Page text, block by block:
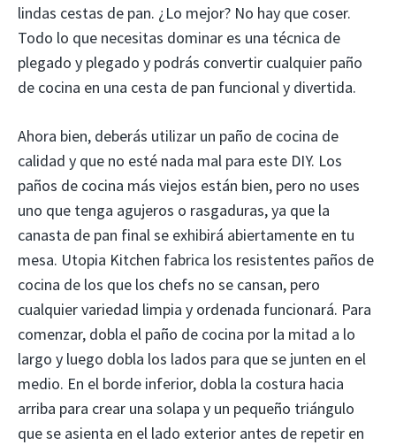
lindas cestas de pan. ¿Lo mejor? No hay que coser.
Todo lo que necesitas dominar es una técnica de
plegado y plegado y podrás convertir cualquier paño
de cocina en una cesta de pan funcional y divertida.
Ahora bien, deberás utilizar un paño de cocina de
calidad y que no esté nada mal para este DIY. Los
paños de cocina más viejos están bien, pero no uses
uno que tenga agujeros o rasgaduras, ya que la
canasta de pan final se exhibirá abiertamente en tu
mesa. Utopia Kitchen fabrica los resistentes paños de
cocina de los que los chefs no se cansan, pero
cualquier variedad limpia y ordenada funcionará. Para
comenzar, dobla el paño de cocina por la mitad a lo
largo y luego dobla los lados para que se junten en el
medio. En el borde inferior, dobla la costura hacia
arriba para crear una solapa y un pequeño triángulo
que se asienta en el lado exterior antes de repetir en